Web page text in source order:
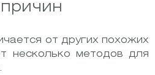
от других похожих
несколько методов для